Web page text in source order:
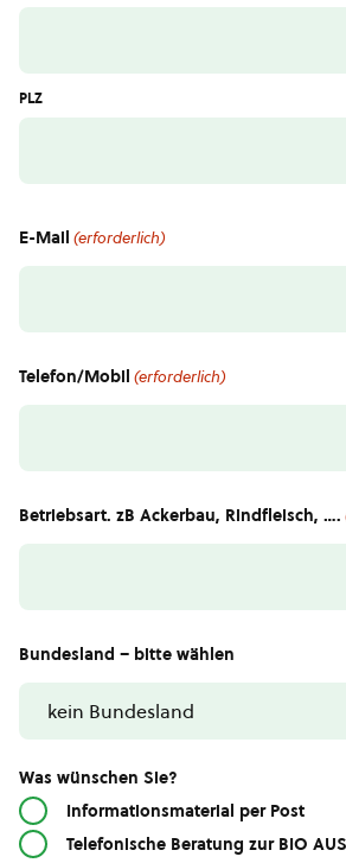
PLZ
E-Mail (erforderlich)
Telefon/Mobil (erforderlich)
Betriebsart. zB Ackerbau, Rindfleisch, ….
Bundesland – bitte wählen
Was wünschen Sie?
Informationsmaterial per Post
Telefonische Beratung zur BIO